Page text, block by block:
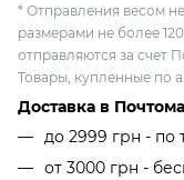
* Отправления весом
размерами не более
отправляются за счет
Товары, купленные по
Доставка в
до 2999 грн - по
от 3000 грн -